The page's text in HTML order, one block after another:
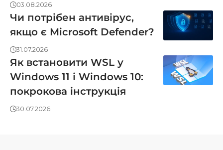
03.08.2026
Чи потрібен антивірус,
якщо є Microsoft Defender?
31.07.2026
Як встановити WSL у
Windows 11 і Windows 10:
покрокова інструкція
30.07.2026